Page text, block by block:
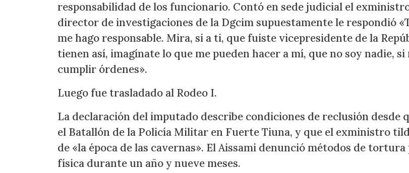
responsabilidad de los funcionario. Contó en sede judicial el
director de investigaciones de la Dgcim supuestamente le respondió
me hago responsable. Mira, si a ti, que fuiste vicepresidente de la
tienen así, imagínate lo que me pueden hacer a mí, que no soy nadie, si
cumplir órdenes».
Luego fue trasladado al Rodeo I.
La declaración del imputado describe condiciones de reclusión desde
el Batallón de la Policía Militar en Fuerte Tiuna, y que el exministro
de «la época de las cavernas». El Aissami denunció métodos de
física durante un año y nueve meses.